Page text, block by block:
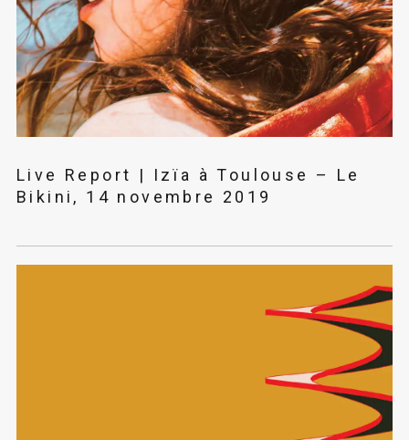
Live Report | Izïa à Toulouse – Le
Bikini, 14 novembre 2019